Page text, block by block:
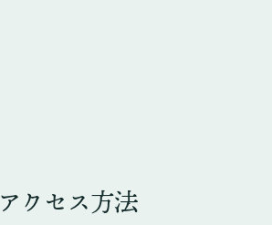
アクセス方法